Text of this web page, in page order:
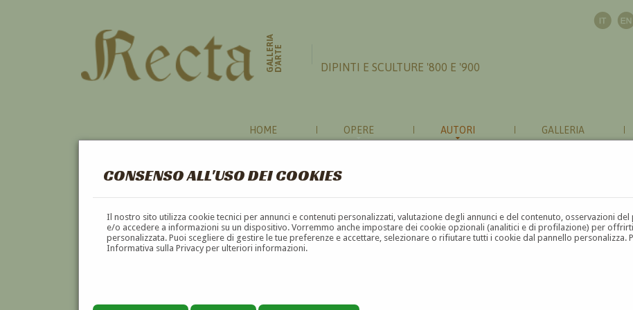
CONSENSO ALL'USO DEI COOKIES
Il nostro sito utilizza cookie tecnici per annunci e contenuti personalizzati, valutazione degli annunci e del contenuto, osservazioni
e/o accedere a informazioni su un dispositivo. Vorremmo anche impostare dei cookie opzionali (analitici e di profilazione) per
personalizzata. Puoi scegliere di gestire le tue preferenze e accettare, selezionare o rifiutare tutti i cookie dal pannello personalizza.
Informativa sulla Privacy per ulteriori informazioni.
GALLERIAD'ARTE DIPINTI E SCULTURE '800 E '900
HOME OPERE AUTORI GALLERIA
FUMETTISTI
A B C D E F G H I J K L M N O P Q R S T U